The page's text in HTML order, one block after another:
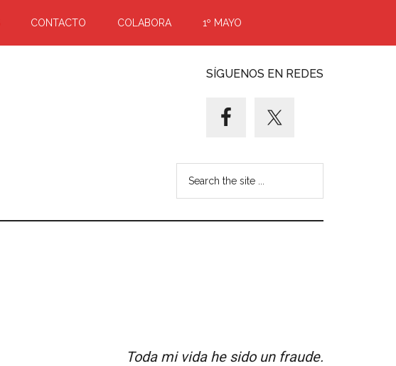
CONTACTO COLABORA 1º MAYO
SÍGUENOS EN REDES
Toda mi vida he sido un fraude.